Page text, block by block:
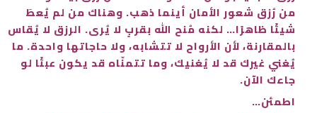
من رُزق شعور الأمان أينما ذهب. وهناك من لم يُعطَ
شيئًا ظاهرًا… لكنه مُنح الله بقربٍ لا يُرى. الرزق لا يُقاس
بالمقارنة، لأن الأرواح لا تتشابه، ولا حاجاتها واحدة. ما
يُغني غيرك قد لا يُغنيك، وما تتمنّاه قد يكون عبئًا لو
جاءك الآن.
اطمئن…